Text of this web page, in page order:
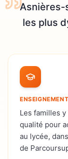
Asnières-
les plus
Les familles
qualité pour
au lycée,
de